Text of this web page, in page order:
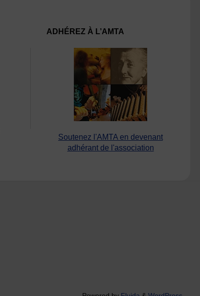
ADHÉREZ À L’AMTA
Soutenez l'AMTA en devenant
adhérant de l'association